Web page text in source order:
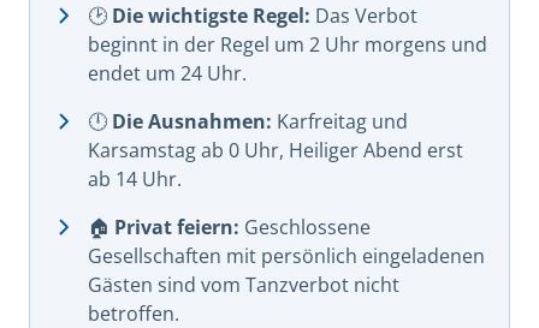
🕑 Die wichtigste Regel: Das Verbot
beginnt in der Regel um 2 Uhr morgens und
endet um 24 Uhr.
🕛 Die Ausnahmen: Karfreitag und
Karsamstag ab 0 Uhr, Heiliger Abend erst
ab 14 Uhr.
🏠 Privat feiern: Geschlossene
Gesellschaften mit persönlich eingeladenen
Gästen sind vom Tanzverbot nicht
betroffen.